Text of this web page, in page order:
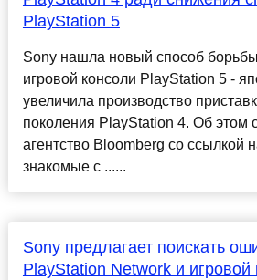
PlayStation 5
Sony нашла новый способ
игровой консоли PlayStation 5 -
увеличила производство
поколения PlayStation 4. Об этом
агентство Bloomberg со ссылкой
знакомые с ......
Sony предлагает поискать
PlayStation Network и игровой